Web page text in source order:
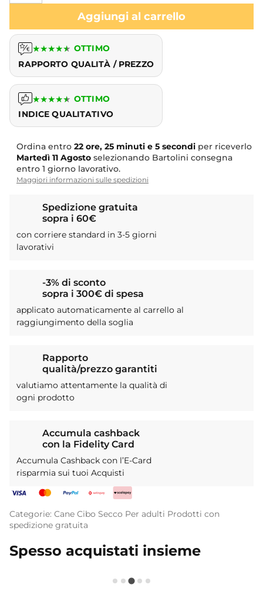
Aggiungi al carrello
★★★★★ OTTIMO
RAPPORTO QUALITÀ / PREZZO
★★★★★ OTTIMO
INDICE QUALITATIVO
Ordina entro 22 ore, 25 minuti e 5 secondi per riceverlo
Martedì 11 Agosto selezionando Bartolini consegna
entro 1 giorno lavorativo.
Maggiori informazioni sulle spedizioni
Spedizione gratuita
sopra i 60€
con corriere standard in 3-5 giorni
lavorativi
-3% di sconto
sopra i 300€ di spesa
applicato automaticamente al carrello al
raggiungimento della soglia
Rapporto
qualità/prezzo garantiti
valutiamo attentamente la qualità di
ogni prodotto
Accumula cashback
con la Fidelity Card
Accumula Cashback con l’E-Card
risparmia sui tuoi Acquisti
Categorie: Cane Cibo Secco Per adulti Prodotti con
spedizione gratuita
Spesso acquistati insieme